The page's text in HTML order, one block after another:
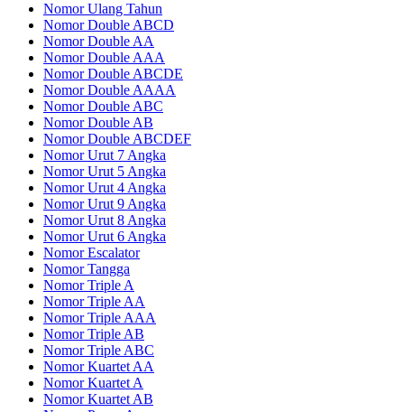
Nomor Ulang Tahun
Nomor Double ABCD
Nomor Double AA
Nomor Double AAA
Nomor Double ABCDE
Nomor Double AAAA
Nomor Double ABC
Nomor Double AB
Nomor Double ABCDEF
Nomor Urut 7 Angka
Nomor Urut 5 Angka
Nomor Urut 4 Angka
Nomor Urut 9 Angka
Nomor Urut 8 Angka
Nomor Urut 6 Angka
Nomor Escalator
Nomor Tangga
Nomor Triple A
Nomor Triple AA
Nomor Triple AAA
Nomor Triple AB
Nomor Triple ABC
Nomor Kuartet AA
Nomor Kuartet A
Nomor Kuartet AB